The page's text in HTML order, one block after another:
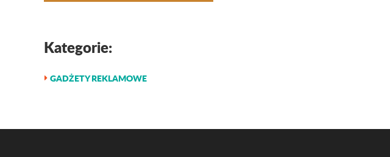
Kategorie:
GADŻETY REKLAMOWE